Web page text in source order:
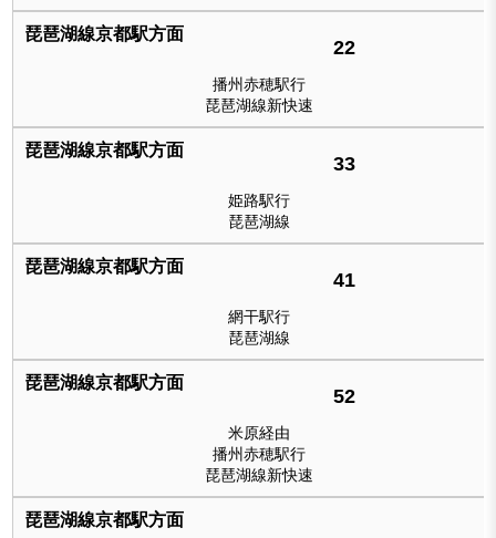
22
播州赤穂駅行
琵琶湖線新快速
33
姫路駅行
琵琶湖線
41
網干駅行
琵琶湖線
52
米原経由
播州赤穂駅行
琵琶湖線新快速